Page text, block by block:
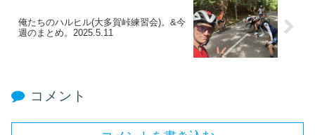
俺たちのハルヒル(大多賀峠練習会)。&今
週のまとめ。2025.5.11
コメント